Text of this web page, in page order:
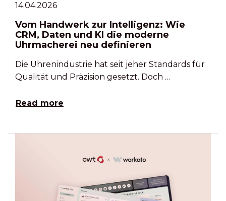
14.04.2026
Vom Handwerk zur Intelligenz: Wie
CRM, Daten und KI die moderne
Uhrmacherei neu definieren
Die Uhrenindustrie hat seit jeher Standards für
Qualität und Präzision gesetzt. Doch …
Read more